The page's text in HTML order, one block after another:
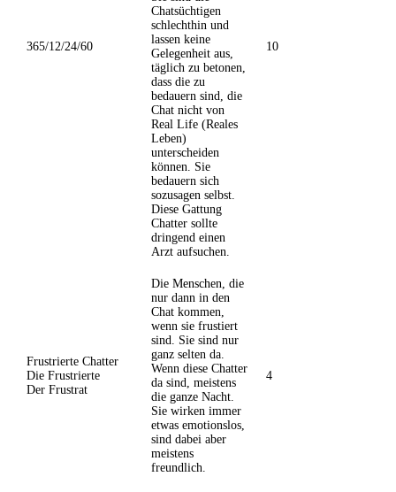
365/12/24/60
Chatsüchtigen
schlechthin und
lassen keine
Gelegenheit aus,
täglich zu betonen,
dass die zu
bedauern sind, die
Chat nicht von
Real Life (Reales
Leben)
unterscheiden
können. Sie
bedauern sich
sozusagen selbst.
Diese Gattung
Chatter sollte
dringend einen
Arzt aufsuchen.
10
Frustrierte Chatter
Die Frustrierte
Der Frustrat
Die Menschen, die
nur dann in den
Chat kommen,
wenn sie frustiert
sind. Sie sind nur
ganz selten da.
Wenn diese Chatter
da sind, meistens
die ganze Nacht.
Sie wirken immer
etwas emotionslos,
sind dabei aber
meistens
freundlich.
4